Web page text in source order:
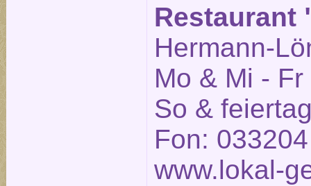
Restaurant
Hermann-
Mo & Mi -
So &
Fon:
www.lokal-